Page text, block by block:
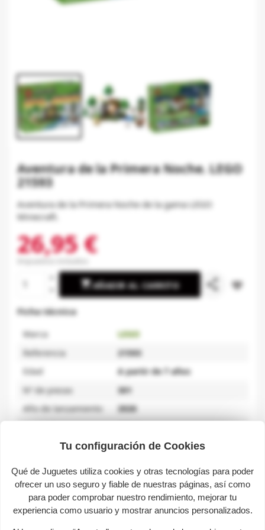
Aventura de la Primera Noche. LEGO
21593
Aventura de la Primera Noche de la gama LEGO
Minecraft.
26,95 €
AÑADIR AL CARRITO share favorite_border
Ficha técnica
Marca
LEGO
Referencia
21593
Edad
A partir de 7 años
Nº de piezas
301
Año de lanzamiento
2026
Descripción
Aventura de la Primera Noche de la gama LEGO
Tu configuración de Cookies
Qué de Juguetes utiliza cookies y otras tecnologías para poder
ofrecer un uso seguro y fiable de nuestras páginas, así como
para poder comprobar nuestro rendimiento, mejorar tu
experiencia como usuario y mostrar anuncios personalizados.